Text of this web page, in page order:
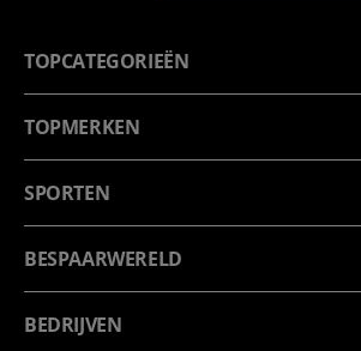
TOPCATEGORIEËN
TOPMERKEN
SPORTEN
BESPAARWERELD
BEDRIJVEN